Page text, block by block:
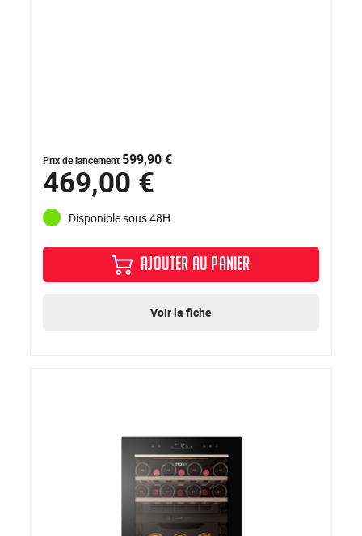
Prix de lancement 599,90 €
469,00 €
Disponible sous 48H
AJOUTER AU PANIER
Voir la fiche